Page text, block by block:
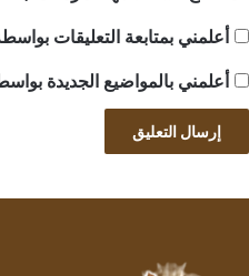
أعلمني بمتابعة التعليقات
أعلمني بالمواضيع الجديدة